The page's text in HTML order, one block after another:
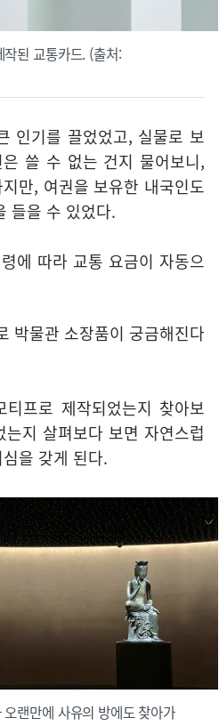
된 교통카드. (출처:
인기를 끌었었고, 실물로 보
쓸 수 없는 건지 물어보니,
만, 여권을 보유한 내국인도
들을 수 있었다.
에 따라 교통 요금이 자동으
박물관 소장품이 궁금해진다
프로 제작되었는지 찾아보
지 살펴보다 보면 자연스럽
을 갖게 된다.
랜만에 사유의 방에도 찾아가